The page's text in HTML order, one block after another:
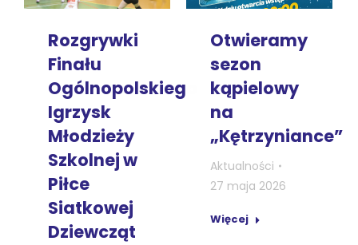
Rozgrywki
Finału
Ogólnopolskiego
Igrzysk
Młodzieży
Szkolnej w
Piłce
Siatkowej
Dziewcząt
Otwieramy
sezon
kąpielowy
na
„Kętrzyniance”
Aktualności
27 maja 2026
Więcej